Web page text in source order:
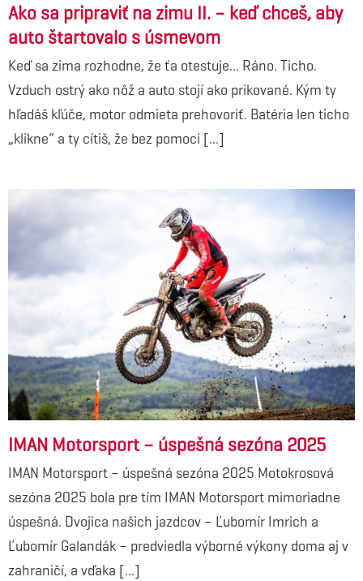
Ako sa pripraviť na zimu II. – keď chceš, aby
auto štartovalo s úsmevom
Keď sa zima rozhodne, že ťa otestuje... Ráno. Ticho.
Vzduch ostrý ako nôž a auto stojí ako prikované. Kým ty
hľadáš kľúče, motor odmieta prehovoriť. Batéria len ticho
„klikne“ a ty cítiš, že bez pomoci [...]
IMAN Motorsport – úspešná sezóna 2025
IMAN Motorsport – úspešná sezóna 2025 Motokrosová
sezóna 2025 bola pre tím IMAN Motorsport mimoriadne
úspešná. Dvojica našich jazdcov – Ľubomír Imrich a
Ľubomír Galandák – predviedla výborné výkony doma aj v
zahraničí, a vďaka [...]